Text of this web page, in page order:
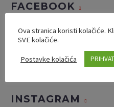
FACEBOOK
INSTAGRAM
Ova stranica koristi kolačiće.
SVE kolačiće.
Postavke kolačića